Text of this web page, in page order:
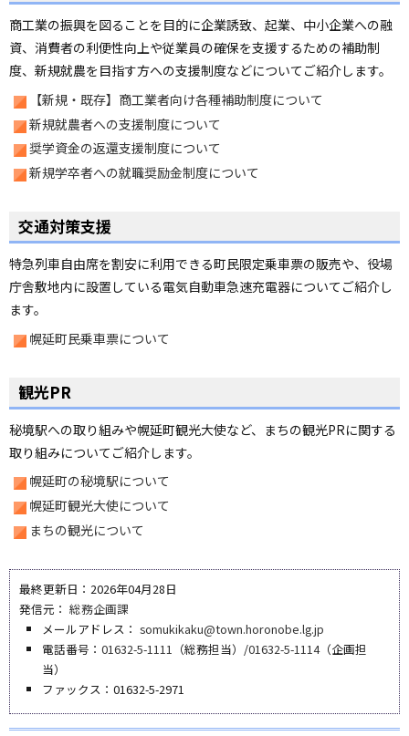
商工業の振興を図ることを目的に企業誘致、起業、中小企業への融
資、消費者の利便性向上や従業員の確保を支援するための補助制
度、新規就農を目指す方への支援制度などについてご紹介します。
【新規・既存】商工業者向け各種補助制度について
新規就農者への支援制度について
奨学資金の返還支援制度について
新規学卒者への就職奨励金制度について
交通対策支援
特急列車自由席を割安に利用できる町民限定乗車票の販売や、役場
庁舎敷地内に設置している電気自動車急速充電器についてご紹介し
ます。
幌延町民乗車票について
観光PR
秘境駅への取り組みや幌延町観光大使など、まちの観光PRに関する
取り組みについてご紹介します。
幌延町の秘境駅について
幌延町観光大使について
まちの観光について
最終更新日：2026年04月28日
発信元： 総務企画課
メールアドレス：somukikaku@town.horonobe.lg.jp
電話番号：01632-5-1111 （総務担当）/01632-5-1114（企画担
当）
ファックス：01632-5-2971